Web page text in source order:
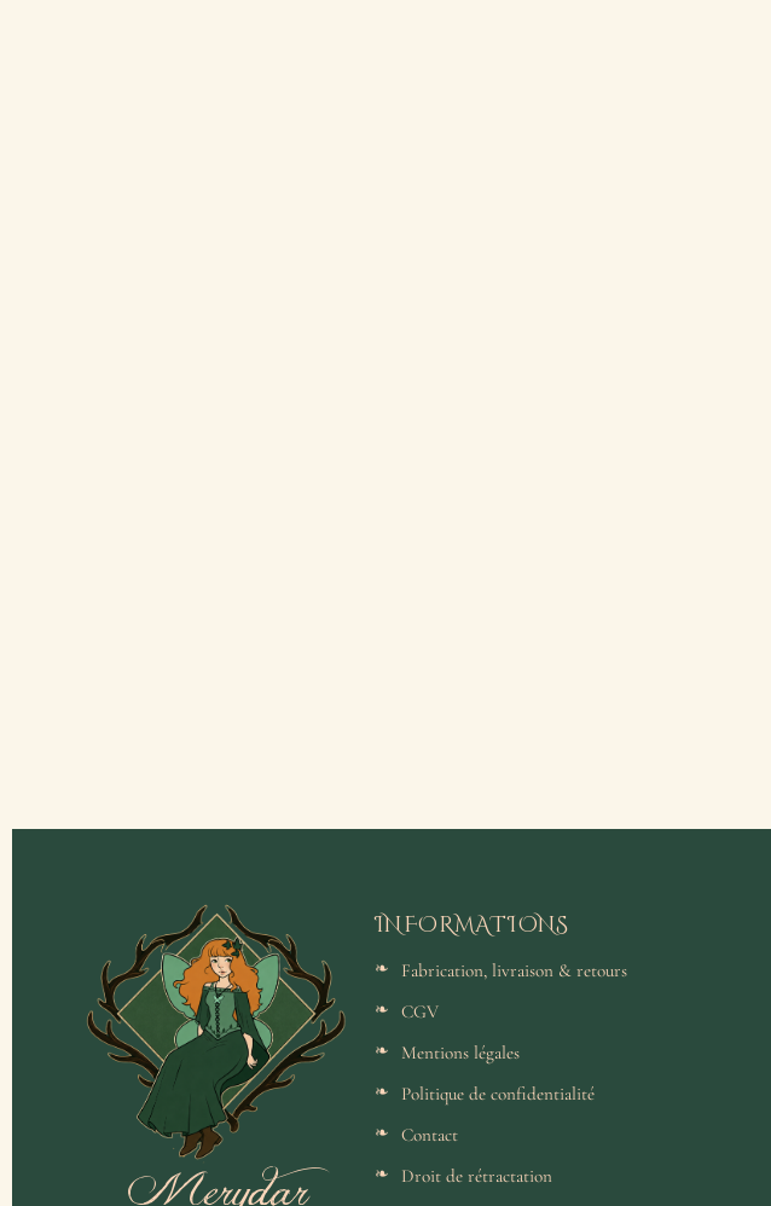
Merydar
INFORMATIONS
Fabrication, livraison & retours
CGV
Mentions légales
Politique de confidentialité
Contact
Droit de rétractation